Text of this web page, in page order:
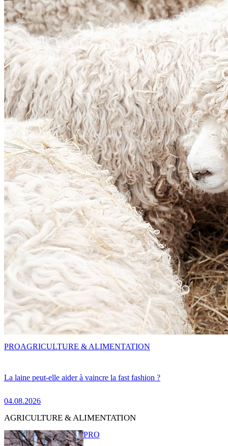
La laine peut-elle aider à vaincre la fast fashion ?
04.08.2026
PROAGRICULTURE & ALIMENTATION
AGRICULTURE & ALIMENTATION
PRO